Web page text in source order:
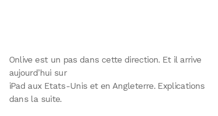
Onlive est un pas dans cette direction. Et il arrive
aujourd’hui sur
iPad aux Etats-Unis et en Angleterre. Explications
dans la suite.